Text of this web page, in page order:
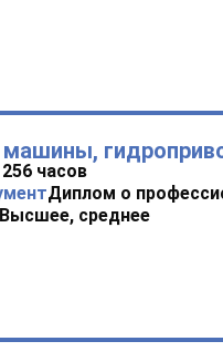
машины,
часов
Диплом о
Высшее, среднее